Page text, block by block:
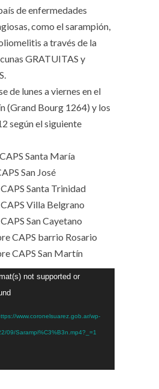
de enfermedades
como el sarampión,
a través de la
GRATUITAS y
de lunes a viernes en el
(Grand Bourg 1264) y los
según el siguiente
Santa María
San José
Santa Trinidad
Villa Belgrano
San Cayetano
CAPS barrio Rosario
CAPS San Martín
not supported or
www.coronelsuarez.gob.ar/wp-
09/Sarampi%C3%B3n.mp4?_=1